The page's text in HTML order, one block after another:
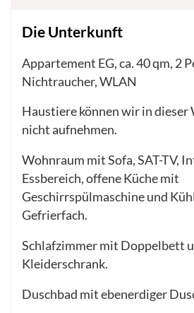
Die Unterkunft
Appartement EG, ca. 40 qm, 2
Nichtraucher, WLAN
Haustiere können wir in dieser
nicht aufnehmen.
Wohnraum mit Sofa, SAT-TV,
Essbereich, offene Küche mit
Geschirrspülmaschine und
Gefrierfach.
Schlafzimmer mit Doppelbett
Kleiderschrank.
Duschbad mit ebenerdiger